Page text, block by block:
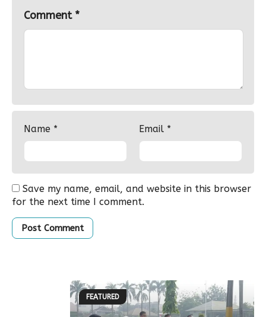
Comment *
Name * Email *
Save my name, email, and website in this browser
for the next time I comment.
FEATURED